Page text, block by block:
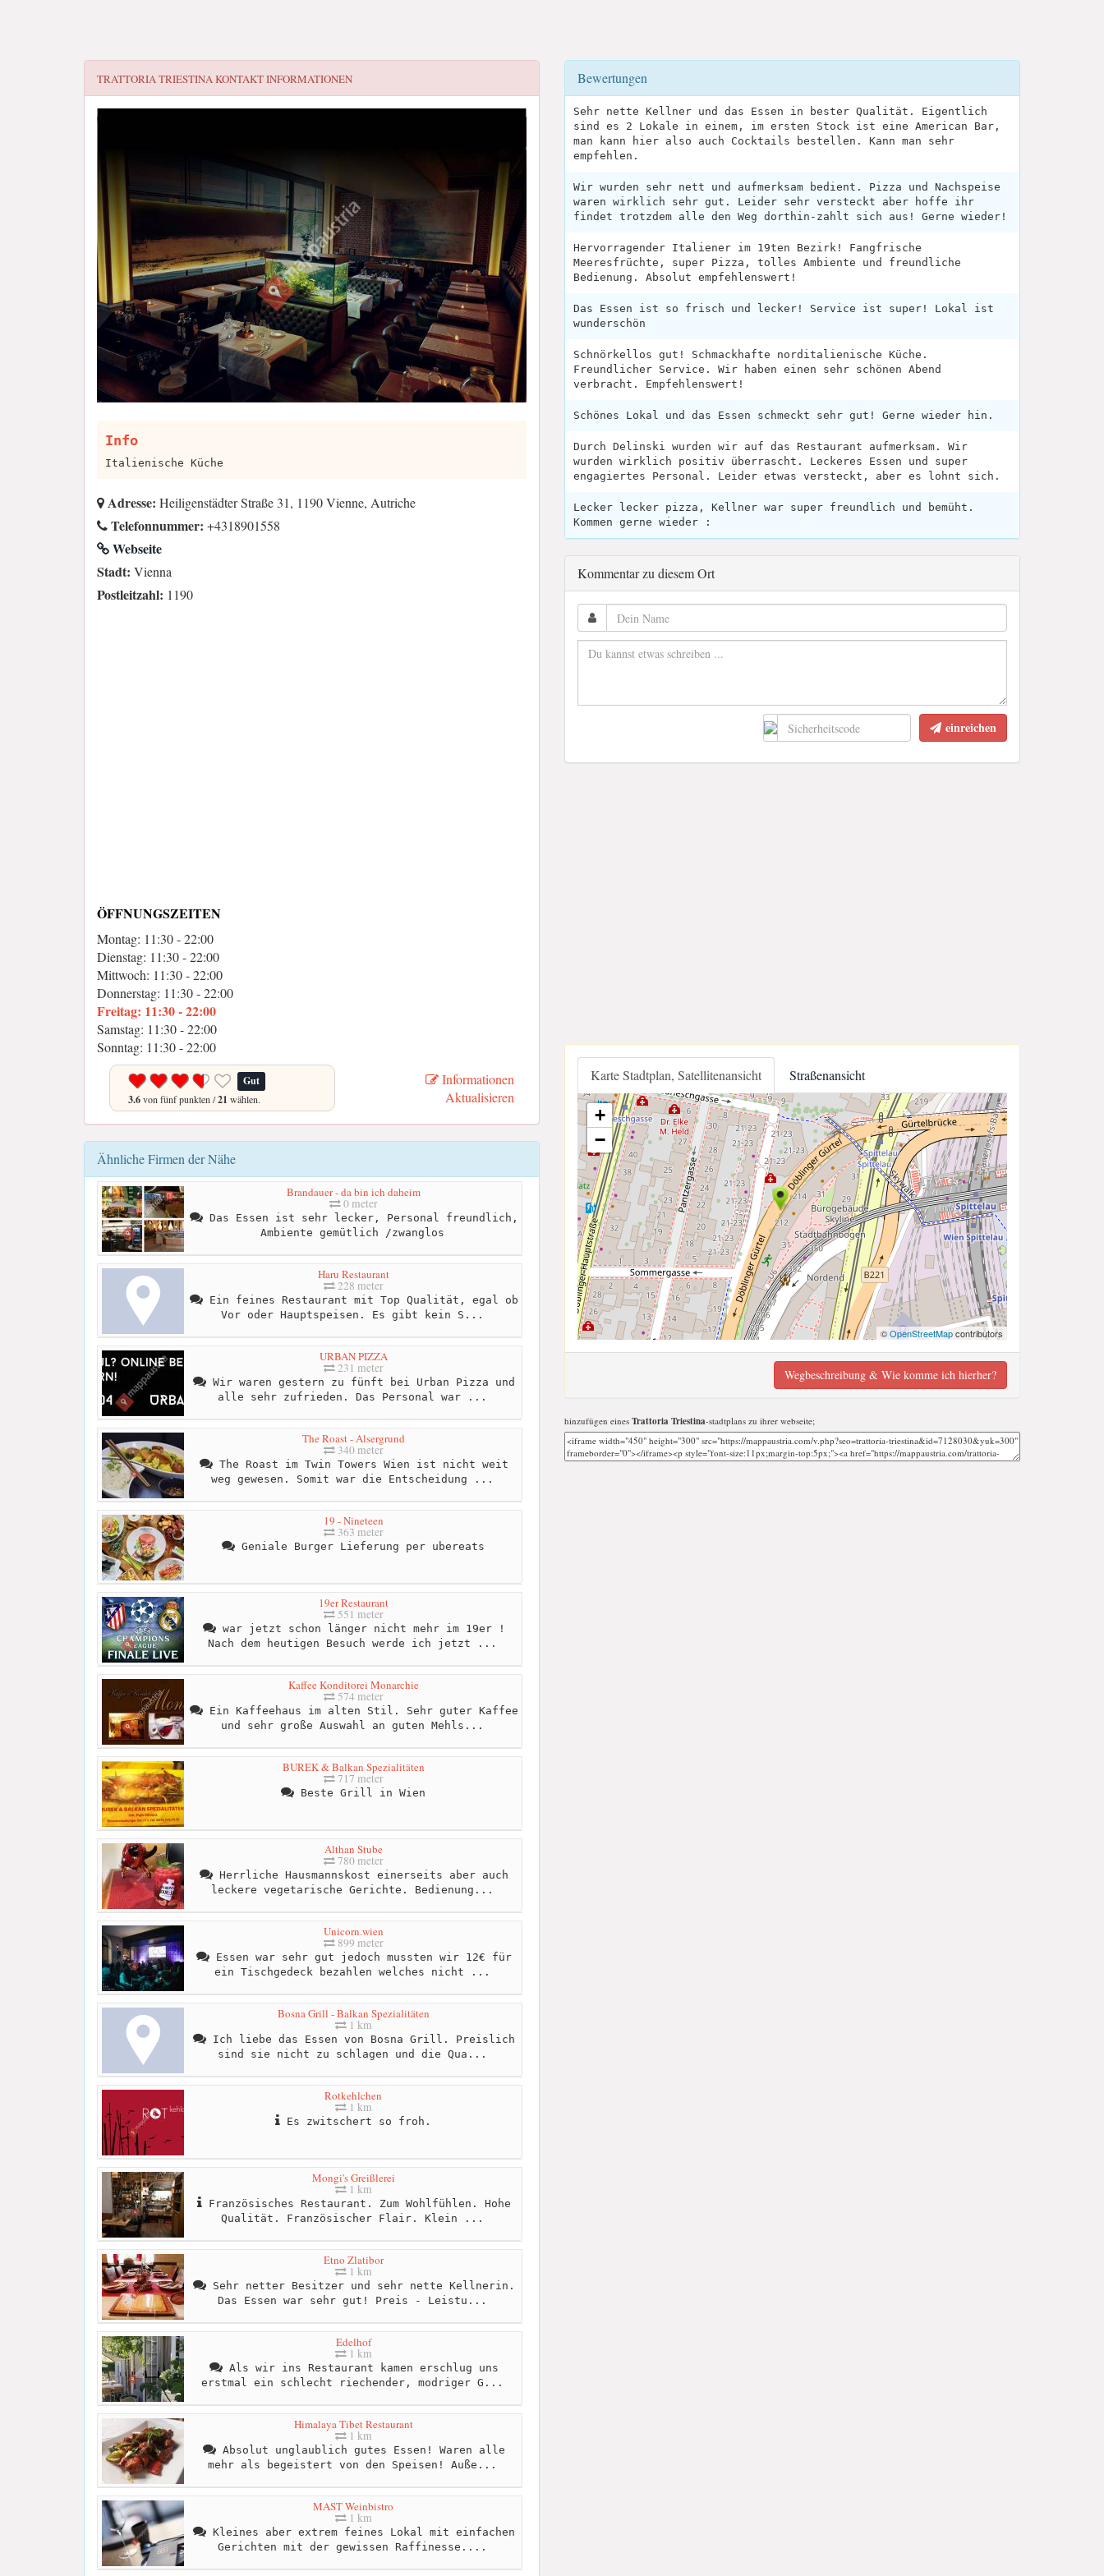
TRATTORIA TRIESTINAKONTAKT INFORMATIONEN
Info
Italienische Küche
Adresse: Heiligenstädter Straße 31, 1190 Vienne, Autriche
Telefonnummer: +4318901558
Webseite
Stadt: Vienna
Postleitzahl: 1190
ÖFFNUNGSZEITEN
Montag: 11:30 - 22:00
Dienstag: 11:30 - 22:00
Mittwoch: 11:30 - 22:00
Donnerstag: 11:30 - 22:00
Freitag: 11:30 - 22:00
Samstag: 11:30 - 22:00
Sonntag: 11:30 - 22:00
Gut
3.6von fünf punkten /21 wählen.
Informationen
Aktualisieren
Ähnliche Firmen der Nähe
Brandauer - da bin ich daheim
0 meter
Das Essen ist sehr lecker, Personal freundlich,
Ambiente gemütlich /zwanglos
Haru Restaurant
228 meter
Ein feines Restaurant mit Top Qualität, egal ob
Vor oder Hauptspeisen. Es gibt kein S...
URBAN PIZZA
231 meter
Wir waren gestern zu fünft bei Urban Pizza und
alle sehr zufrieden. Das Personal war ...
The Roast - Alsergrund
340 meter
The Roast im Twin Towers Wien ist nicht weit
weg gewesen. Somit war die Entscheidung ...
19 - Nineteen
363 meter
Geniale Burger Lieferung per ubereats
19er Restaurant
551 meter
war jetzt schon länger nicht mehr im 19er !
Nach dem heutigen Besuch werde ich jetzt ...
Kaffee Konditorei Monarchie
574 meter
Ein Kaffeehaus im alten Stil. Sehr guter Kaffee
und sehr große Auswahl an guten Mehls...
BUREK & Balkan Spezialitäten
717 meter
Beste Grill in Wien
Althan Stube
780 meter
Herrliche Hausmannskost einerseits aber auch
leckere vegetarische Gerichte. Bedienung...
Unicorn.wien
899 meter
Essen war sehr gut jedoch mussten wir 12€ für
ein Tischgedeck bezahlen welches nicht ...
Bosna Grill - Balkan Spezialitäten
1 km
Ich liebe das Essen von Bosna Grill. Preislich
sind sie nicht zu schlagen und die Qua...
Rotkehlchen
1 km
Es zwitschert so froh.
Mongi's Greißlerei
1 km
Französisches Restaurant. Zum Wohlfühlen. Hohe
Qualität. Französischer Flair. Klein ...
Etno Zlatibor
1 km
Sehr netter Besitzer und sehr nette Kellnerin.
Das Essen war sehr gut! Preis - Leistu...
Edelhof
1 km
Als wir ins Restaurant kamen erschlug uns
erstmal ein schlecht riechender, modriger G...
Himalaya Tibet Restaurant
1 km
Absolut unglaublich gutes Essen! Waren alle
mehr als begeistert von den Speisen! Auße...
MAST Weinbistro
1 km
Kleines aber extrem feines Lokal mit einfachen
Gerichten mit der gewissen Raffinesse....
Bewertungen
Sehr nette Kellner und das Essen in bester Qualität. Eigentlich
sind es 2 Lokale in einem, im ersten Stock ist eine American Bar,
man kann hier also auch Cocktails bestellen. Kann man sehr
empfehlen.
Wir wurden sehr nett und aufmerksam bedient. Pizza und Nachspeise
waren wirklich sehr gut. Leider sehr versteckt aber hoffe ihr
findet trotzdem alle den Weg dorthin-zahlt sich aus! Gerne wieder!
Hervorragender Italiener im 19ten Bezirk! Fangfrische
Meeresfrüchte, super Pizza, tolles Ambiente und freundliche
Bedienung. Absolut empfehlenswert!
Das Essen ist so frisch und lecker! Service ist super! Lokal ist
wunderschön
Schnörkellos gut! Schmackhafte norditalienische Küche.
Freundlicher Service. Wir haben einen sehr schönen Abend
verbracht. Empfehlenswert!
Schönes Lokal und das Essen schmeckt sehr gut! Gerne wieder hin.
Durch Delinski wurden wir auf das Restaurant aufmerksam. Wir
wurden wirklich positiv überrascht. Leckeres Essen und super
engagiertes Personal. Leider etwas versteckt, aber es lohnt sich.
Lecker lecker pizza, Kellner war super freundlich und bemüht.
Kommen gerne wieder :
Kommentar zu diesem Ort
einreichen
Karte Stadtplan, Satellitenansicht Straßenansicht
+
−
©OpenStreetMapcontributors
Wegbeschreibung & Wie komme ich hierher?
hinzufügen eines Trattoria Triestina-stadtplans zu ihrer webseite;